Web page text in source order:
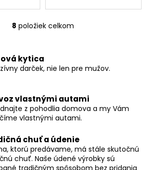
O
á
d
c
i
e
r
v
k
8 položiek celkom
kytica
darček, nie len pre mužov.
vlastnými autami
z pohodlia domova a my Vám
vlastnými autami.
chuť a údenie
ktorú predávame, má stále skutočnú
chuť. Naše údené výrobky sú
tradičným spôsobom bez pridania